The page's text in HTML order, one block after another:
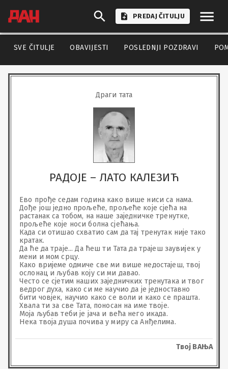
PREDAJ ČITULJU
SVE ČITULJE OBAVIJESTI POSLEDNJI POZDRAVI
Драги тата
РАДОЈЕ – ЛАТО КАЛЕЗИЋ
Ево прође седам година како више ниси са нама.
Дође још једно прољеће, прољеће које сјећа на
растанак са тобом, на наше заједничке тренутке,
прољеће које носи болна сјећања.
Када си отишао схватио сам да тај тренутак није тако
кратак.
Да ће да траје... Да ћеш ти Тата да трајеш заувијек у
мени и мом срцу.
Како вријеме одмиче све ми више недостајеш, твој
ослонац и љубав коју си ми давао.
Често се сјетим наших заједничких тренутака и твог
ведрог духа, како си ме научио да је једноставно
бити човјек, научио како се воли и како се прашта.
Хвала ти за све Тата, поносан на име твоје.
Моја љубав теби је јача и већа него икада.
Нека твоја душа почива у миру са Анђелима.
Твој ВАЊА